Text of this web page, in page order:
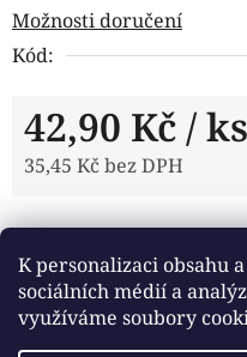
K personalizaci obsahu
sociálních médií a
využíváme soubory
Možnosti doručení
Kód:
42,90 Kč / ks
35,45 Kč bez DPH